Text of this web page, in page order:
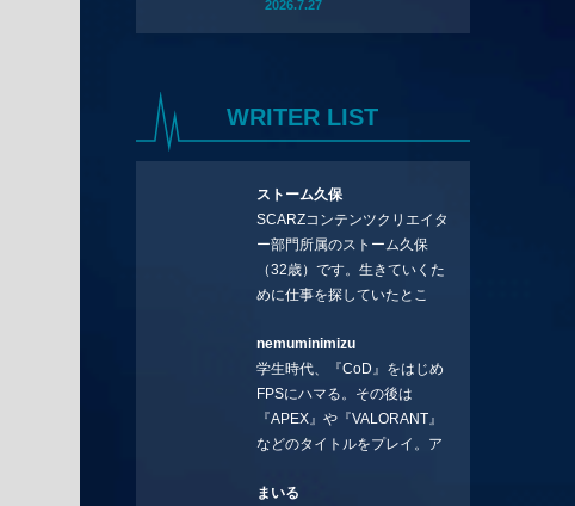
2026.7.27
WRITER LIST
ストーム久保
SCARZコンテンツクリエイタ
ー部門所属のストーム久保
（32歳）です。生きていくた
めに仕事を探していたとこ
コラムを連載させてもらえる
ことになりました。言いたい
ことを言っていきます。X：
https://x.com/stormKUBO
YouTube：
rmKUBO
nemuminimizu
学生時代、『CoD』をはじめ
FPSにハマる。その後は
『APEX』や『VALORANT』
などのタイトルをプレイ。ア
BGMなどを手掛ける作曲家と
まいる